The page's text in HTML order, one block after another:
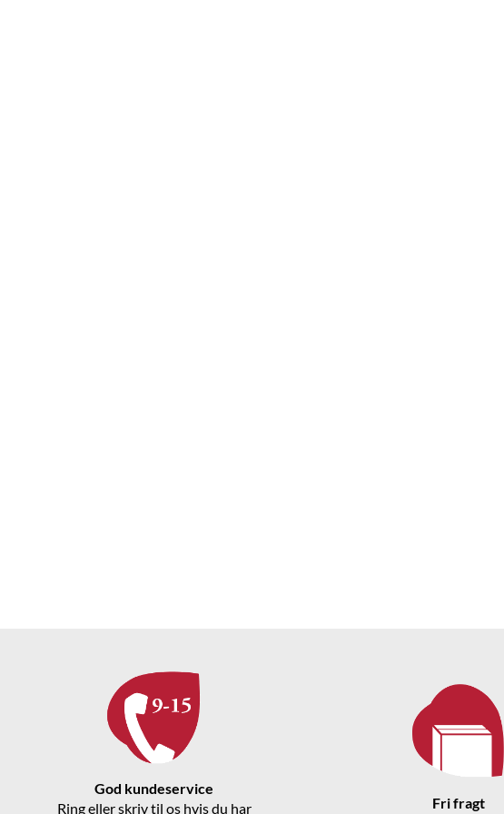
God kundeservice
Ring eller skriv til os hvis du har
Fri fragt